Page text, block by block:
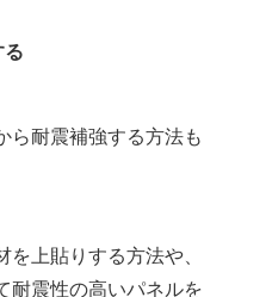
ら耐震補強する方法も
上貼りする方法や、
耐震性の高いパネルを